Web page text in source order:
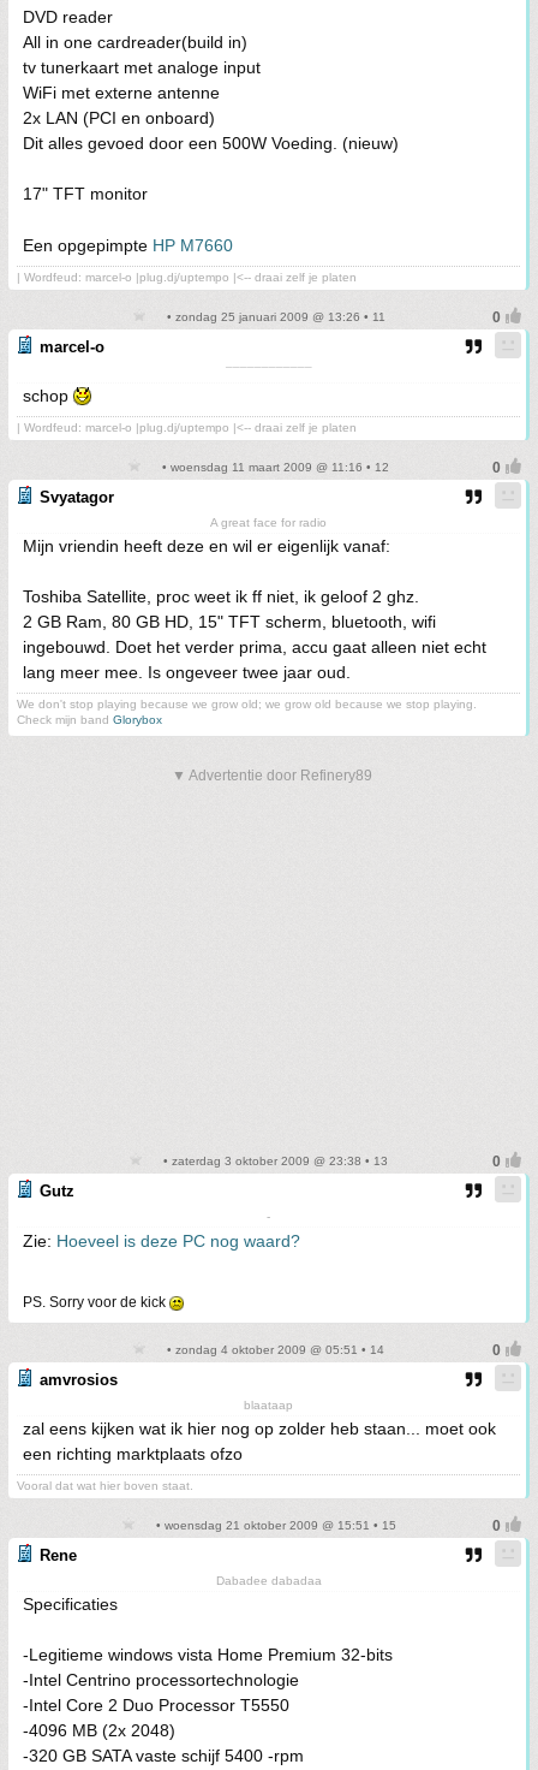
DVD reader
All in one cardreader(build in)
tv tunerkaart met analoge input
WiFi met externe antenne
2x LAN (PCI en onboard)
Dit alles gevoed door een 500W Voeding. (nieuw)
17" TFT monitor
Een opgepimpte HP M7660
| Wordfeud: marcel-o |plug.dj/uptempo |<-- draai zelf je platen
• zondag 25 januari 2009 @ 13:26 • 11
marcel-o
schop
| Wordfeud: marcel-o |plug.dj/uptempo |<-- draai zelf je platen
• woensdag 11 maart 2009 @ 11:16 • 12
Svyatagor
A great face for radio
Mijn vriendin heeft deze en wil er eigenlijk vanaf:
Toshiba Satellite, proc weet ik ff niet, ik geloof 2 ghz.
2 GB Ram, 80 GB HD, 15" TFT scherm, bluetooth, wifi
ingebouwd. Doet het verder prima, accu gaat alleen niet echt
lang meer mee. Is ongeveer twee jaar oud.
We don't stop playing because we grow old; we grow old because we stop playing.
Check mijn band Glorybox
▼ Advertentie door Refinery89
• zaterdag 3 oktober 2009 @ 23:38 • 13
Gutz
-
Zie: Hoeveel is deze PC nog waard?
PS. Sorry voor de kick
• zondag 4 oktober 2009 @ 05:51 • 14
amvrosios
blaataap
zal eens kijken wat ik hier nog op zolder heb staan... moet ook
een richting marktplaats ofzo
Vooral dat wat hier boven staat.
• woensdag 21 oktober 2009 @ 15:51 • 15
Rene
Dabadee dabadaa
Specificaties
-Legitieme windows vista Home Premium 32-bits
-Intel Centrino processortechnologie
-Intel Core 2 Duo Processor T5550
-4096 MB (2x 2048)
-320 GB SATA vaste schijf 5400 -rpm